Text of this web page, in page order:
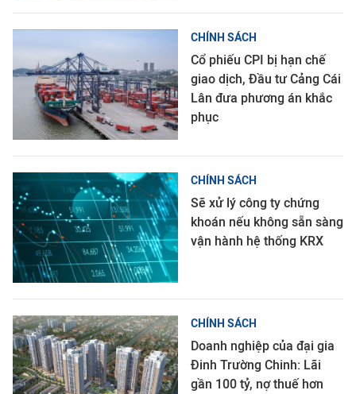
CHÍNH SÁCH
Cổ phiếu CPI bị hạn chế
giao dịch, Đầu tư Cảng Cái
Lân đưa phương án khắc
phục
CHÍNH SÁCH
Sẽ xử lý công ty chứng
khoán nếu không sẵn sàng
vận hành hệ thống KRX
CHÍNH SÁCH
Doanh nghiệp của đại gia
Đinh Trường Chinh: Lãi
gần 100 tỷ, nợ thuế hơn